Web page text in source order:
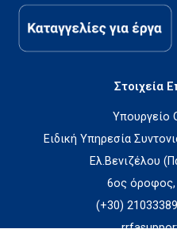
Στοιχεία
Υπουργείο
Ειδική Υπηρεσία
Ελ.Βενιζέλου
6ος όροφος,
(+30)